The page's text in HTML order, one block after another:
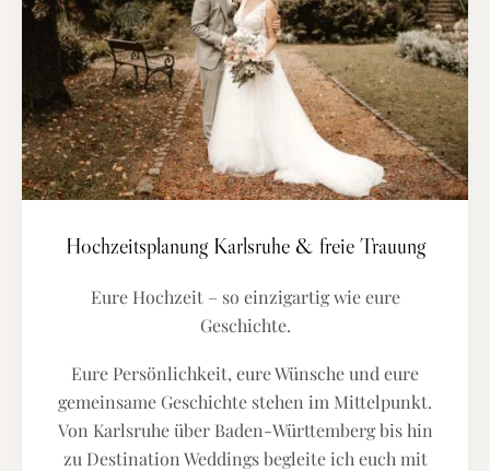
Hochzeitsplanung Karlsruhe & freie Trauung
Eure Hochzeit – so einzigartig wie eure
Geschichte.
Eure Persönlichkeit, eure Wünsche und eure
gemeinsame Geschichte stehen im Mittelpunkt.
Von Karlsruhe über Baden-Württemberg bis hin
zu Destination Weddings begleite ich euch mit